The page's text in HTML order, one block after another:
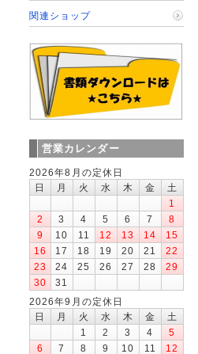
関連ショップ
営業カレンダー
2026年8月の定休日
日
月 火 水 木 金
土
1
2
3 4 5 6 7
8
9
10 11 12 13 14
15
16
17 18 19 20 21
22
23
24 25 26 27 28
29
30
31
2026年9月の定休日
日
月 火 水 木 金
土
1
2 3 4
5
6
7 8 9 10 11
12